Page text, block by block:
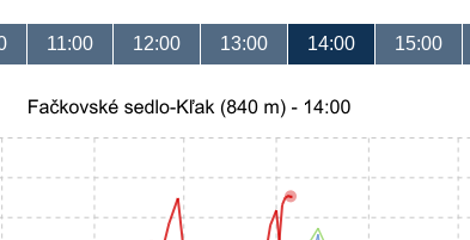
11:00 12:00 13:00 14:00 15:00